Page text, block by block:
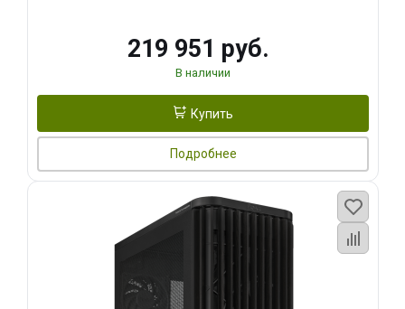
219 951 руб.
В наличии
Купить
Подробнее